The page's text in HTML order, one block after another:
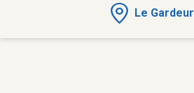
Le Gardeur